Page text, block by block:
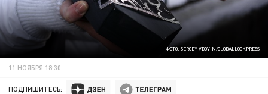
ФОТО: SERGEY VDOVIN/GLOBALLOOKPRESS
11 НОЯБРЯ 18:30
ПОДПИШИТЕСЬ: